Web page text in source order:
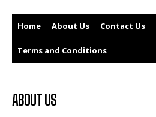
Home About Us Contact Us
Terms and Conditions
ABOUT US